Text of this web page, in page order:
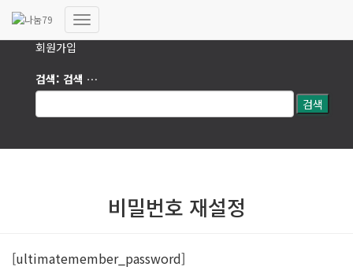
로그인
회원가입
검색: 검색 …
내
이
션
비밀번호 재설정
[ultimatemember_password]